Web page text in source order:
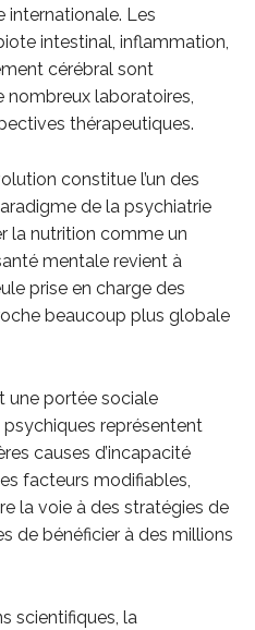
internationale. Les
intestinal, inflammation,
cérébral sont
nombreux laboratoires,
thérapeutiques.
constitue l’un des
de la psychiatrie
la nutrition comme un
mentale revient à
prise en charge des
beaucoup plus globale
une portée sociale
représentent
causes d’incapacité
facteurs modifiables,
la voie à des stratégies de
de bénéficier à des millions
scientifiques, la